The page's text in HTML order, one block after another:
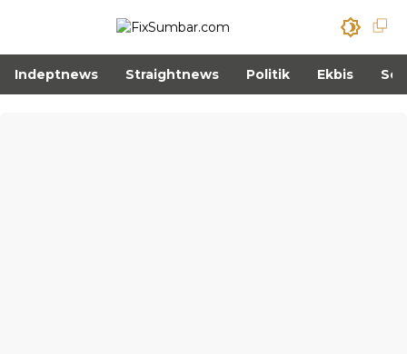
Indeptnews Straightnews Politik Ekbis